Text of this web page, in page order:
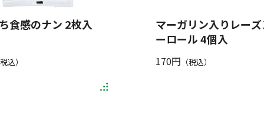
食感のナン 2枚入
込）
マーガリン入りレー
ーロール 4個入
170円 （税込）